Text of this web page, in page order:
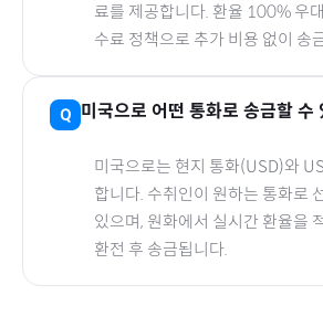
료를 제공합니다. 환율 100% 우
수료 정책으로 추가 비용 없이 송
미국으로 어떤 통화로 송금할 수
미국으로는 현지 통화(USD)와
합니다. 수취인이 원하는 통화로
있으며, 원화에서 실시간 환율을
환전 후 송금됩니다.